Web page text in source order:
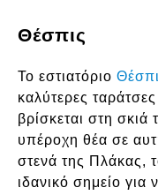
Θέσπις
Το εστιατόριο
καλύτερες
βρίσκεται στη
υπέροχη θέα σε
στενά της Πλάκας,
ιδανικό σημείο για